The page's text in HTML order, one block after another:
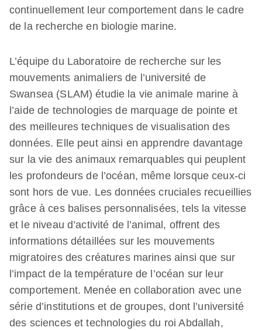
continuellement leur comportement dans le cadre
de la recherche en biologie marine.
L’équipe du Laboratoire de recherche sur les
mouvements animaliers de l’université de
Swansea (SLAM) étudie la vie animale marine à
l’aide de technologies de marquage de pointe et
des meilleures techniques de visualisation des
données. Elle peut ainsi en apprendre davantage
sur la vie des animaux remarquables qui peuplent
les profondeurs de l’océan, même lorsque ceux-ci
sont hors de vue. Les données cruciales recueillies
grâce à ces balises personnalisées, tels la vitesse
et le niveau d’activité de l’animal, offrent des
informations détaillées sur les mouvements
migratoires des créatures marines ainsi que sur
l’impact de la température de l’océan sur leur
comportement. Menée en collaboration avec une
série d’institutions et de groupes, dont l’université
des sciences et technologies du roi Abdallah,